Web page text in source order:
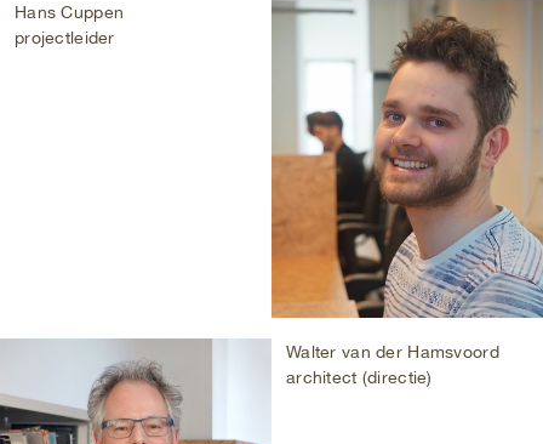
Hans Cuppen
projectleider
Walter van der Hamsvoord
architect (directie)